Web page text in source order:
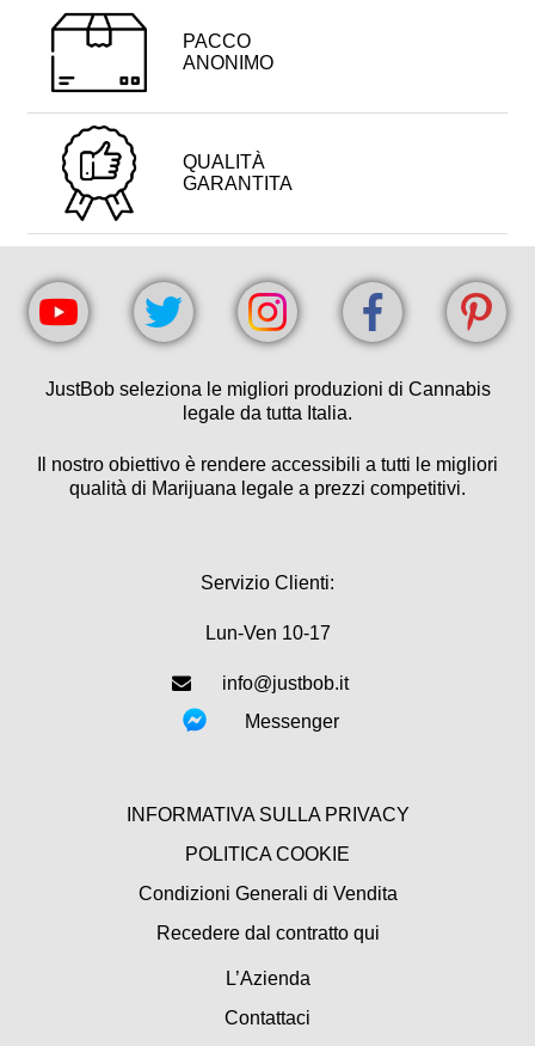
PACCO
ANONIMO
QUALITÀ
GARANTITA
JustBob seleziona le migliori produzioni di Cannabis
legale da tutta Italia.
Il nostro obiettivo è rendere accessibili a tutti le migliori
qualità di Marijuana legale a prezzi competitivi.
Servizio Clienti:
Lun-Ven 10-17
info@justbob.it
Messenger
INFORMATIVA SULLA PRIVACY
POLITICA COOKIE
Condizioni Generali di Vendita
Recedere dal contratto qui
L’Azienda
Contattaci